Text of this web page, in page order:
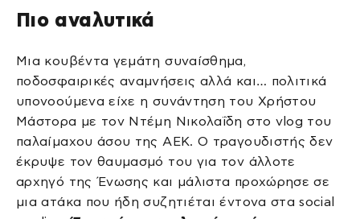
Πιο αναλυτικά
Μια κουβέντα γεμάτη συναίσθημα,
ποδοσφαιρικές αναμνήσεις αλλά και… πολιτικά
υπονοούμενα είχε η συνάντηση του Χρήστου
Μάστορα με τον Ντέμη Νικολαΐδη στο vlog του
παλαίμαχου άσου της ΑΕΚ. Ο τραγουδιστής δεν
έκρυψε τον θαυμασμό του για τον άλλοτε
αρχηγό της Ένωσης και μάλιστα προχώρησε σε
μια ατάκα που ήδη συζητιέται έντονα στα social